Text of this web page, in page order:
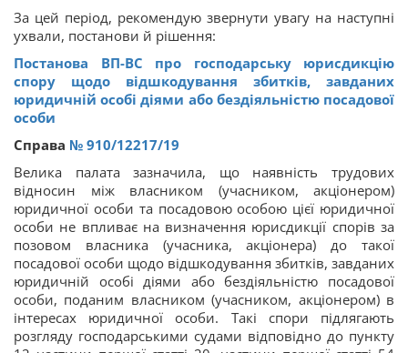
За цей період, рекомендую звернути увагу на наступні
ухвали, постанови й рішення:
Постанова ВП-ВС про господарську юрисдикцію
спору щодо відшкодування збитків, завданих
юридичній особі діями або бездіяльністю посадової
особи
Справа № 910/12217/19
Велика палата зазначила, що наявність трудових
відносин між власником (учасником, акціонером)
юридичної особи та посадовою особою цієї юридичної
особи не впливає на визначення юрисдикції спорів за
позовом власника (учасника, акціонера) до такої
посадової особи щодо відшкодування збитків, завданих
юридичній особі діями або бездіяльністю посадової
особи, поданим власником (учасником, акціонером) в
інтересах юридичної особи. Такі спори підлягають
розгляду господарськими судами відповідно до пункту